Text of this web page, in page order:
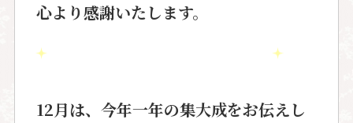
心より感謝いたします。
12月は、今年一年の集大成をお伝えし